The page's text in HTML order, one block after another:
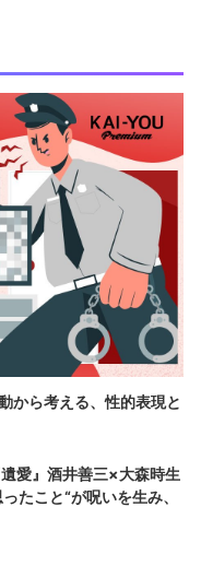
から考える、性的表現と
愛』酒井善三×大森時生
たこと“が呪いを生み、